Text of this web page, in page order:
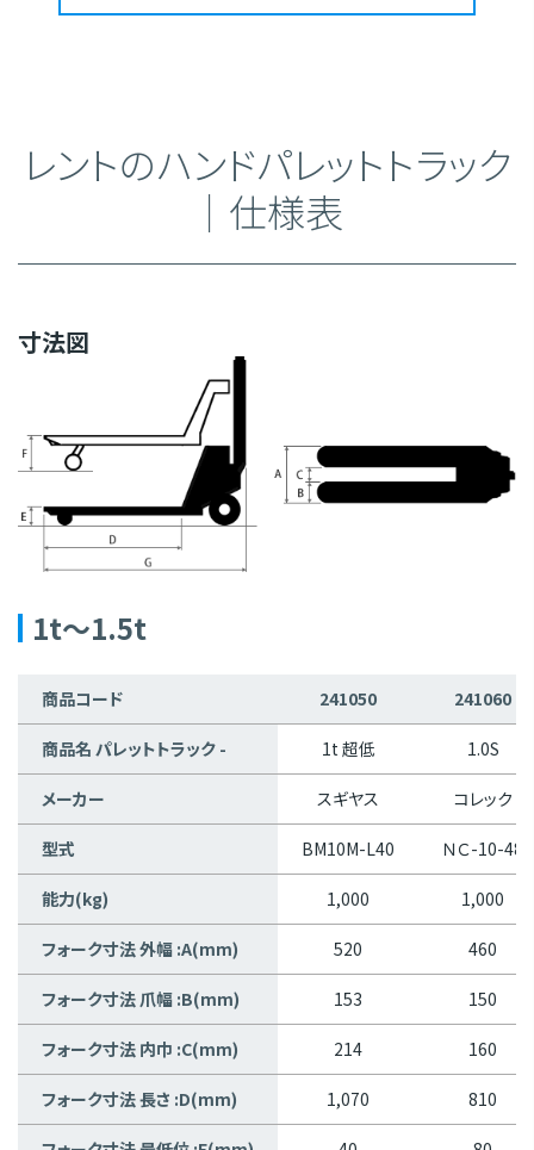
レントのハンドパレットトラック
｜仕様表
寸法図
1t～1.5t
商品コード 241050 241060
商品名 パレットトラック - 1t 超低 1.0S
メーカー スギヤス コレック
型式 BM10M-L40 ＮＣ-10-48
能力(kg) 1,000 1,000
フォーク寸法 外幅 :A(mm) 520 460
フォーク寸法 爪幅 :B(mm) 153 150
フォーク寸法 内巾 :C(mm) 214 160
フォーク寸法 長さ :D(mm) 1,070 810